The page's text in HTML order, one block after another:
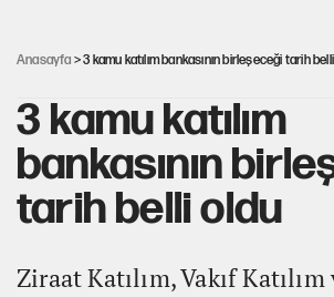
Anasayfa > 3 kamu katılım bankasının birleşeceği tarih
3 kamu katılım
bankasının
tarih belli oldu
Ziraat Katılım, Vakıf